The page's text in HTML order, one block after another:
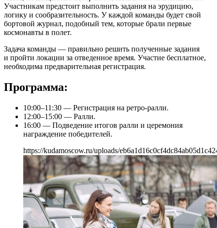
Участникам предстоит выполнить задания на эрудицию,
логику и сообразительность. У каждой команды будет свой
бортовой журнал, подобный тем, которые брали первые
космонавты в полет.
Задача команды — правильно решить полученные задания
и пройти локации за отведенное время. Участие бесплатное,
необходима предварительная регистрация.
Программа:
10:00–11:30 — Регистрация на ретро-ралли.
12:00–15:00 — Ралли.
16:00 — Подведение итогов ралли и церемония
награждение победителей.
https://kudamoscow.ru/uploads/